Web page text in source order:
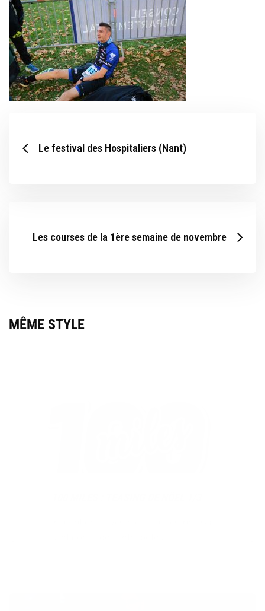
Le festival des Hospitaliers (Nant)
Les courses de la 1ère semaine de novembre
MÊME STYLE